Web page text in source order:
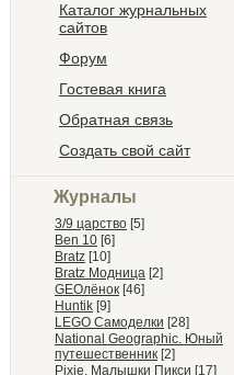
Каталог журнальных
сайтов
Форум
Гостевая книга
Обратная связь
Создать свой сайт
Журналы
3/9 царство [5]
Ben 10 [6]
Bratz [10]
Bratz Модница [2]
GEOлёнок [46]
Huntik [9]
LEGO Самоделки [28]
National Geographic. Юный
путешественник [2]
Pixie. Малышки Пикси [17]